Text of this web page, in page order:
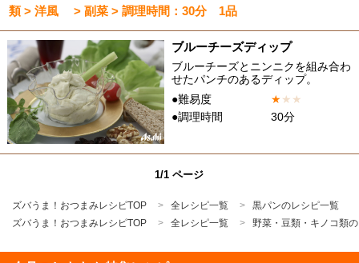
類 > 洋風 > 副菜 > 調理時間：30分 1品
ブルーチーズディップ
ブルーチーズとニンニクを組み合わ
せたパンチのあるディップ。
●難易度
★★ ★
●調理時間
30分
1/1 ページ
ズバうま！おつまみレシピTOP 全レシピ一覧
黒パンのレシピ一覧
ズバうま！おつまみレシピTOP
全レシピ一覧 野菜・豆類・キノコ類